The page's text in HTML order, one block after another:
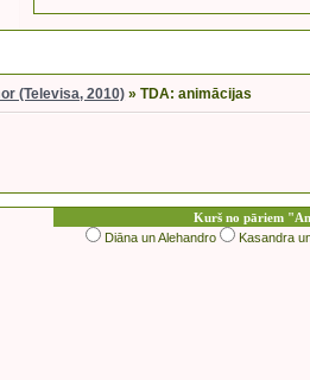
(Televisa, 2010) »TDA: animācijas
Kurš no pāriem
Diāna un Alehandro
Kasandra